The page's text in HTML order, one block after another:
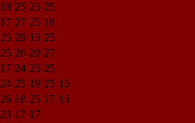
18 25 25 25
17 27 25 18
25 29 15 25
25 26 20 27
17 24 25 25
24 25 19 25 15
26 18 25 17 13
23 17 17